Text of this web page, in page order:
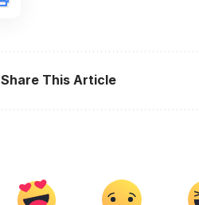
Share This Article